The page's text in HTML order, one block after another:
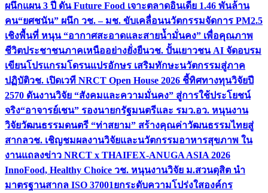
ผนึกแผน 3 ปี ดัน Future Food เจาะตลาดอินเดีย 1.46 พันล้าน
คน“ยศชนัน” ผนึก วช. – มช. ขับเคลื่อนนวัตกรรมจัดการ PM2.5
เชิงพื้นที่ หนุน “อากาศสะอาดและสายน้ำมั่นคง” เพื่อคุณภาพ
ชีวิตประชาชนภาคเหนืออย่างยั่งยืนวช. ปั้นเยาวชน AI จัดอบรม
เขียนโปรแกรมโดรนแปรอักษร เสริมทักษะนวัตกรรมสู่ภาค
ปฏิบัติวช. เปิดเวที NRCT Open House 2026 ชี้ทิศทางทุนวิจัยปี
2570 ดันงานวิจัย “สังคมและความมั่นคง” สู่การใช้ประโยชน์
จริง“อาจารย์เชน” รองนายกรัฐมนตรีและ รมว.อว. หนุนงาน
วิจัยวัฒนธรรมดนตรี “ท่าสยาม” สร้างคุณค่าวัฒนธรรมไทยสู่
สากลวช. เชิญชมผลงานวิจัยและนวัตกรรมอาหารสุขภาพ ใน
งานแถลงข่าว NRCT x THAIFEX-ANUGA ASIA 2026
InnoFood, Healthy Choice วช. หนุนงานวิจัย ม.สวนดุสิต นำ
มาตรฐานสากล ISO 37001ยกระดับความโปร่งใสองค์กร